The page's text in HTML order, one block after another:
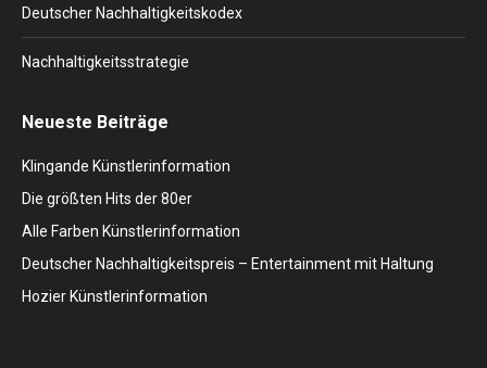
Deutscher Nachhaltigkeitskodex
Nachhaltigkeitsstrategie
Neueste Beiträge
Klingande Künstlerinformation
Die größten Hits der 80er
Alle Farben Künstlerinformation
Deutscher Nachhaltigkeitspreis – Entertainment mit Haltung
Hozier Künstlerinformation